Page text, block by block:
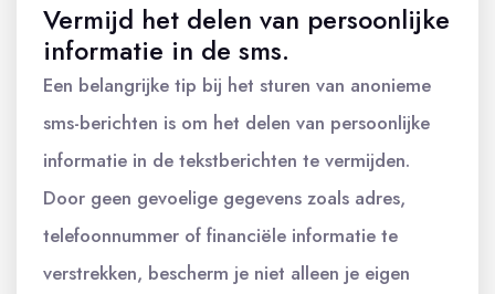
Vermijd het delen van persoonlijke
informatie in de sms.
Een belangrijke tip bij het sturen van anonieme
sms-berichten is om het delen van persoonlijke
informatie in de tekstberichten te vermijden.
Door geen gevoelige gegevens zoals adres,
telefoonnummer of financiële informatie te
verstrekken, bescherm je niet alleen je eigen